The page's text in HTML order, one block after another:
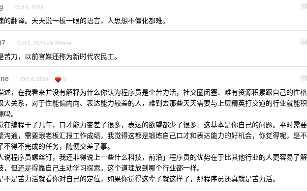
13
Oct 6, 2024
的翻译。天天说一板一眼的语言，人思想不僵化都难。
14
Oct 6, 2024 via iPhone
苦力，以前官媒还称为新时代农民工。
15
Oct 6, 2024 5
述，在我看来并没有解释为什么你认为程序员是个苦力活，社交圈闭塞、难有资源积累跟自己的性格
大关系，对于性能偏内向、表达能力较差的人，难到去那些天天需要与上层精英打交道的行业就能积
。
在编程干了几年，口才能力变差了很多，表达的欲望都少了很多」这基本是你自己的问题。平时需要
沟通，需要跟老板汇报工作成绩，我觉得这都是锻炼自己口才和表达能力的好机会，你觉得呢，是不
不得不完成的任务，随便交差了事。
说程序员螺丝钉，我还非得说上一些什么科技，前沿」程序员的优势在于比其他行业的人更容易了解
，但还是得靠自己主动学习探索。这个道理放到哪个行业都一样。
不是苦力活就看你对自己的定位，如果你觉得这辈子就这样了，那程序员还真就是苦力活。